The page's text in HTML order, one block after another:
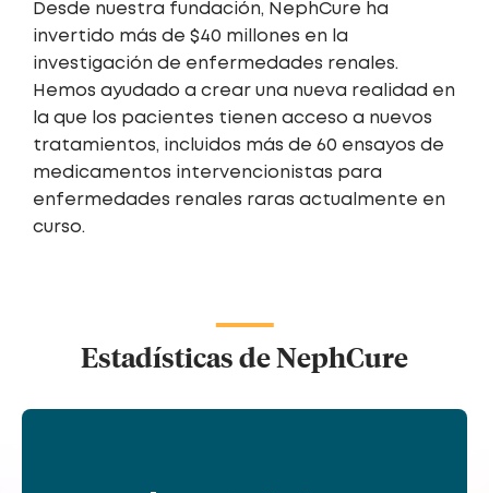
Desde nuestra fundación, NephCure ha
invertido más de $40 millones en la
investigación de enfermedades renales.
Hemos ayudado a crear una nueva realidad en
la que los pacientes tienen acceso a nuevos
tratamientos, incluidos más de 60 ensayos de
medicamentos intervencionistas para
enfermedades renales raras actualmente en
curso.
Estadísticas de NephCure